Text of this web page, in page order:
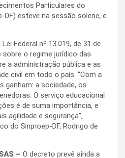
Particulares do
DF) esteve na sessão solene, e
Federal nº 13.019, de 31 de
sobre o regime jurídico das
a administração pública e as
civil em todo o país. “Com a
ganham: a sociedade, os
O serviço educacional
é de suma importância, e
agilidade e segurança”,
do Sinproep-DF, Rodrigo de
– O decreto prevê ainda a